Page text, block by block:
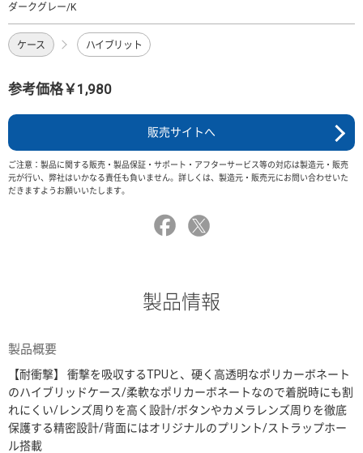
ダークグレー/K
ケース ハイブリット
参考価格￥1,980
販売サイトへ
ご注意：製品に関する販売・製品保証・サポート・アフターサービス等の対応は製造元・販売
元が行い、弊社はいかなる責任も負いません。詳しくは、製造元・販売元にお問い合わせいた
だきますようお願いいたします。
製品情報
製品概要
【耐衝撃】 衝撃を吸収するTPUと、硬く高透明なポリカーボネート
のハイブリッドケース/柔軟なポリカーボネートなので着脱時にも割
れにくい/レンズ周りを高く設計/ボタンやカメラレンズ周りを徹底
保護する精密設計/背面にはオリジナルのプリント/ストラップホー
ル搭載